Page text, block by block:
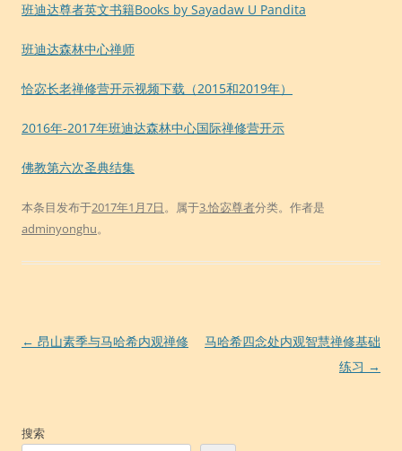
班迪达尊者英文书籍Books by Sayadaw U Pandita
班迪达森林中心禅师
恰宓长老禅修营开示视频下载（2015和2019年）
2016年-2017年班迪达森林中心国际禅修营开示
佛教第六次圣典结集
本条目发布于2017年1月7日。属于3.恰宓尊者分类。 作者是
adminyonghu。
文
← 昂山素季与马哈希内观禅修
马哈希四念处内观智慧禅修基础
练习 →
搜索